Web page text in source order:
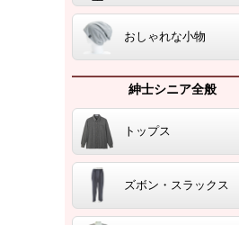
おしゃれな小物
紳士シニア全般
トップス
ズボン・スラックス